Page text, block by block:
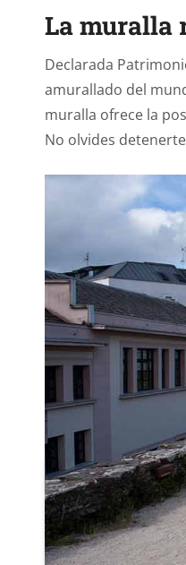
La muralla
Declarada
amurallado del
muralla ofrece la
No olvides